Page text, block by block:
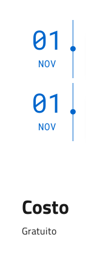
01
NOV
01
NOV
Costo
Gratuito